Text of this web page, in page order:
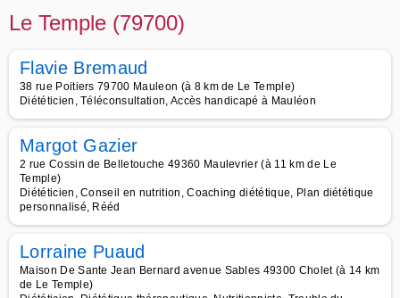
Le Temple (79700)
Flavie Bremaud
38 rue Poitiers 79700 Mauleon (à 8 km de Le Temple)
Diététicien, Téléconsultation, Accès handicapé à Mauléon
Margot Gazier
2 rue Cossin de Belletouche 49360 Maulevrier (à 11 km de Le
Temple)
Diététicien, Conseil en nutrition, Coaching diététique, Plan diététique
personnalisé, Rééd
Lorraine Puaud
Maison De Sante Jean Bernard avenue Sables 49300 Cholet (à 14 km
de Le Temple)